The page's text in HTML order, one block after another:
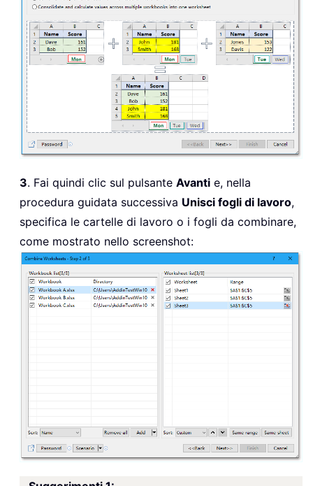
3. Fai quindi clic sul pulsante Avanti e, nella
procedura guidata successiva Unisci fogli di lavoro,
specifica le cartelle di lavoro o i fogli da combinare,
come mostrato nello screenshot: